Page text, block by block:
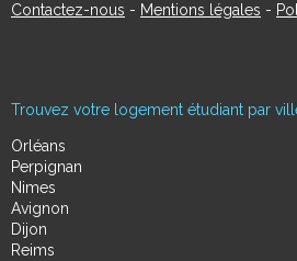
Contactez-nous - Mentions légales -
Trouvez votre logement étudiant par
Orléans
Perpignan
Nimes
Avignon
Dijon
Reims